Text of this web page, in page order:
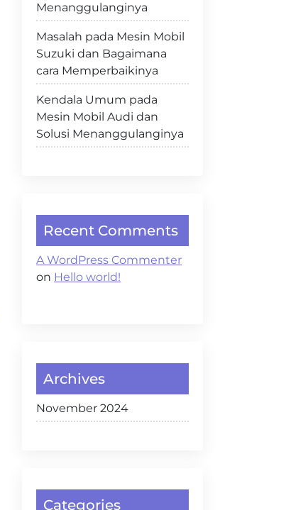
Menanggulanginya
Masalah pada Mesin Mobil
Suzuki dan Bagaimana
cara Memperbaikinya
Kendala Umum pada
Mesin Mobil Audi dan
Solusi Menanggulanginya
Recent Comments
A WordPress Commenter
on Hello world!
Archives
November 2024
Categories